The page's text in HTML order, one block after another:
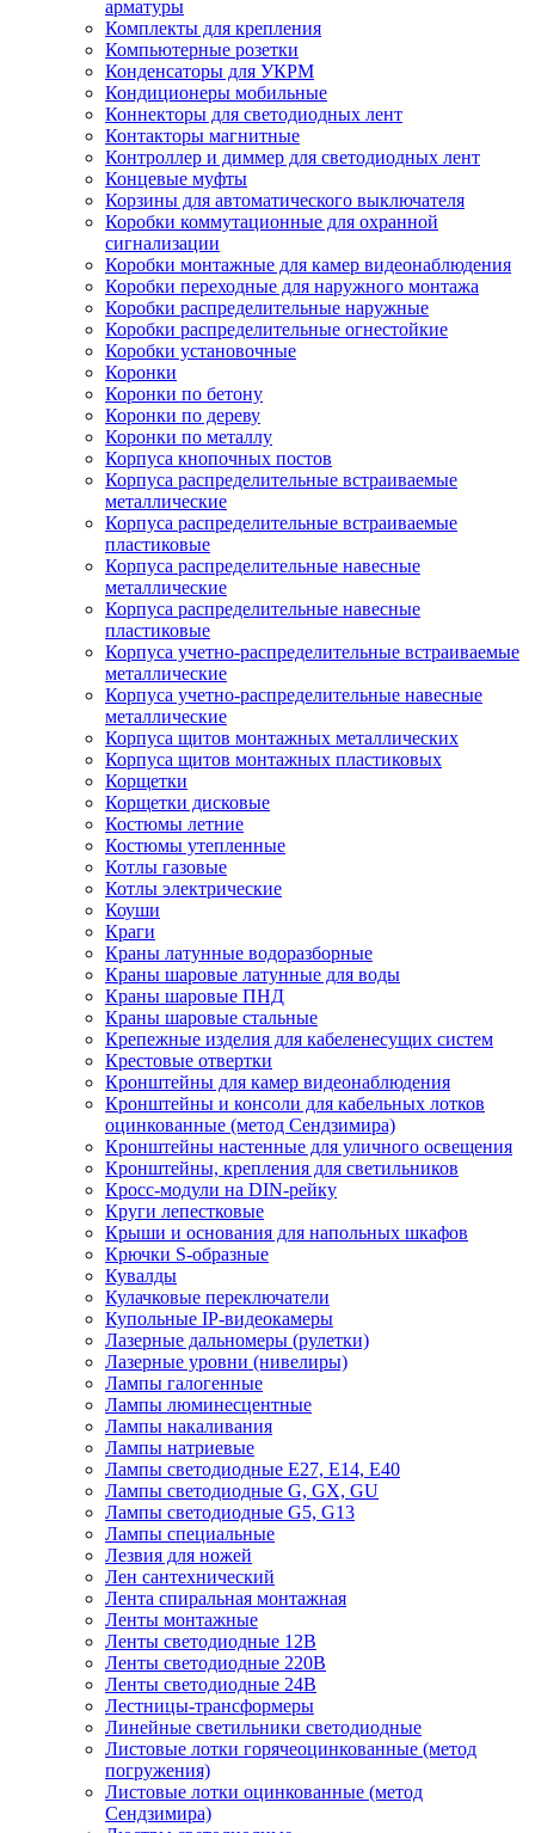
арматуры
Комплекты для крепления
Компьютерные розетки
Конденсаторы для УКРМ
Кондиционеры мобильные
Коннекторы для светодиодных лент
Контакторы магнитные
Контроллер и диммер для светодиодных лент
Концевые муфты
Корзины для автоматического выключателя
Коробки коммутационные для охранной
сигнализации
Коробки монтажные для камер видеонаблюдения
Коробки переходные для наружного монтажа
Коробки распределительные наружные
Коробки распределительные огнестойкие
Коробки установочные
Коронки
Коронки по бетону
Коронки по дереву
Коронки по металлу
Корпуса кнопочных постов
Корпуса распределительные встраиваемые
металлические
Корпуса распределительные встраиваемые
пластиковые
Корпуса распределительные навесные
металлические
Корпуса распределительные навесные
пластиковые
Корпуса учетно-распределительные встраиваемые
металлические
Корпуса учетно-распределительные навесные
металлические
Корпуса щитов монтажных металлических
Корпуса щитов монтажных пластиковых
Корщетки
Корщетки дисковые
Костюмы летние
Костюмы утепленные
Котлы газовые
Котлы электрические
Коуши
Краги
Краны латунные водоразборные
Краны шаровые латунные для воды
Краны шаровые ПНД
Краны шаровые стальные
Крепежные изделия для кабеленесущих систем
Крестовые отвертки
Кронштейны для камер видеонаблюдения
Кронштейны и консоли для кабельных лотков
оцинкованные (метод Сендзимира)
Кронштейны настенные для уличного освещения
Кронштейны, крепления для светильников
Кросс-модули на DIN-рейку
Круги лепестковые
Крыши и основания для напольных шкафов
Крючки S-образные
Кувалды
Кулачковые переключатели
Купольные IP-видеокамеры
Лазерные дальномеры (рулетки)
Лазерные уровни (нивелиры)
Лампы галогенные
Лампы люминесцентные
Лампы накаливания
Лампы натриевые
Лампы светодиодные E27, E14, E40
Лампы светодиодные G, GX, GU
Лампы светодиодные G5, G13
Лампы специальные
Лезвия для ножей
Лен сантехнический
Лента спиральная монтажная
Ленты монтажные
Ленты светодиодные 12В
Ленты светодиодные 220В
Ленты светодиодные 24В
Лестницы-трансформеры
Линейные светильники светодиодные
Листовые лотки горячеоцинкованные (метод
погружения)
Листовые лотки оцинкованные (метод
Сендзимира)